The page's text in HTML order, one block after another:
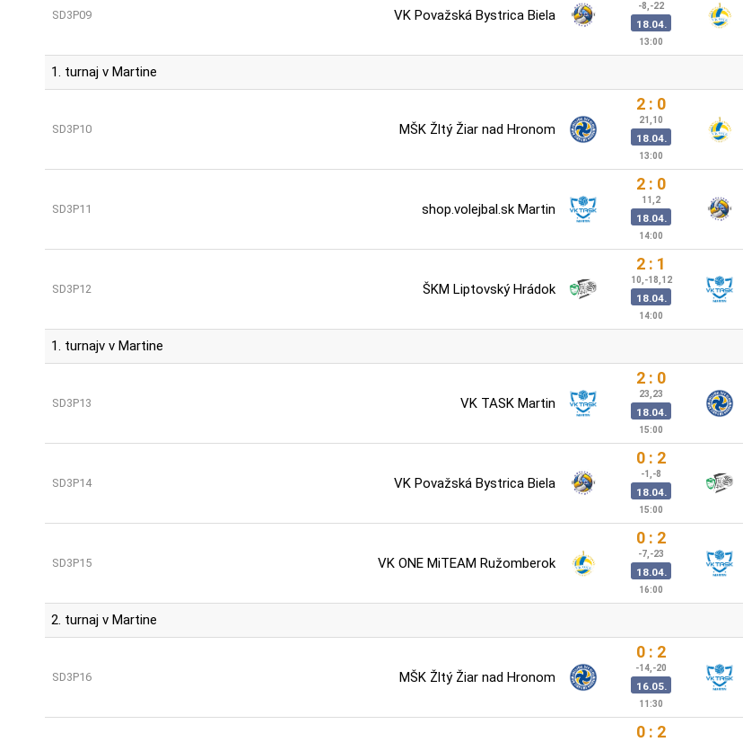
SD3P09 VK Považská Bystrica Biela
-8,-22
18.04.
13:00
1. turnaj v Martine
SD3P10 MŠK Žltý Žiar nad Hronom
2 : 0
21,10
18.04.
13:00
SD3P11 shop.volejbal.sk Martin
2 : 0
11,2
18.04.
14:00
SD3P12 ŠKM Liptovský Hrádok
2 : 1
10,-18,12
18.04.
14:00
1. turnajv v Martine
SD3P13 VK TASK Martin
2 : 0
23,23
18.04.
15:00
SD3P14 VK Považská Bystrica Biela
0 : 2
-1,-8
18.04.
15:00
SD3P15 VK ONE MiTEAM Ružomberok
0 : 2
-7,-23
18.04.
16:00
2. turnaj v Martine
SD3P16 MŠK Žltý Žiar nad Hronom
0 : 2
-14,-20
16.05.
11:30
0 : 2